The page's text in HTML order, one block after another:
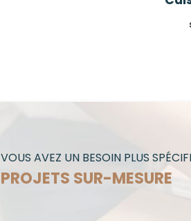
VOUS AVEZ UN BESOIN PLUS
PROJETS SUR-MESURE